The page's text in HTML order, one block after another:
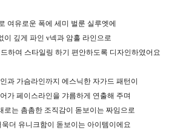
여유로운 폭에 세미 벌룬 실루엣에
이 깊게 파인 v넥과 암홀 라인으로
하여 스타일링 하기 편안하도록 디자인하였어요
과 가슴라인까지 에스닉한 자가드 패턴이
가 페이스라인을 갸름하게 연출해 주며
로는 촘촘한 조직감이 돋보이는 짜임으로
더 유니크함이 돋보이는 아이템이에요